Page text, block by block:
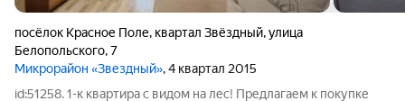
посёлок Красное Поле, квартал Звёздный,улица
Белопольского,7
Микрорайон «Звездный», 4 квартал 2015
id:51258. 1-к квартира с видом на лес! Предлагаем к покупке